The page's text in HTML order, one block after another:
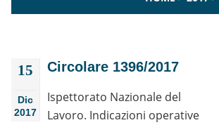
15
Dic
2017
Circolare 1396/2017
Ispettorato Nazionale del
Lavoro. Indicazioni operative